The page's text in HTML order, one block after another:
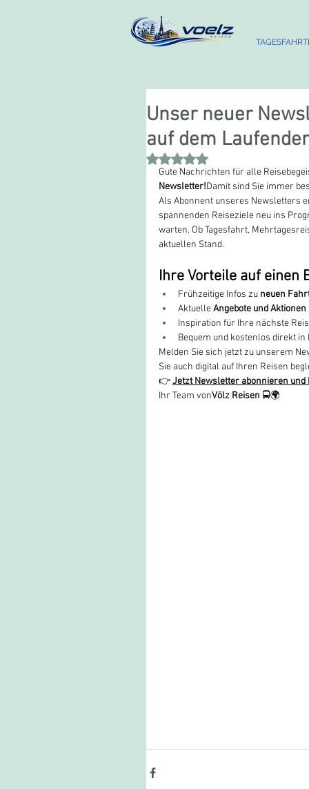
Unser neuer
auf dem
Mit NaN von 5 Sternen bewertet.
Gute Nachrichten für alle
Newsletter!Damit sind Sie immer
Als Abonnent unseres Newsletters
spannenden Reiseziele neu ins
warten. Ob Tagesfahrt,
aktuellen Stand.
Ihre Vorteile auf einen
Frühzeitige Infos zu neuen
Aktuelle Angebote und Aktionen
Inspiration für Ihre nächste
Bequem und kostenlos direkt
Melden Sie sich jetzt zu unserem
Sie auch digital auf Ihren Reisen
👉 Jetzt Newsletter abonnieren
Ihr Team vonVölz Reisen 🚍🌍